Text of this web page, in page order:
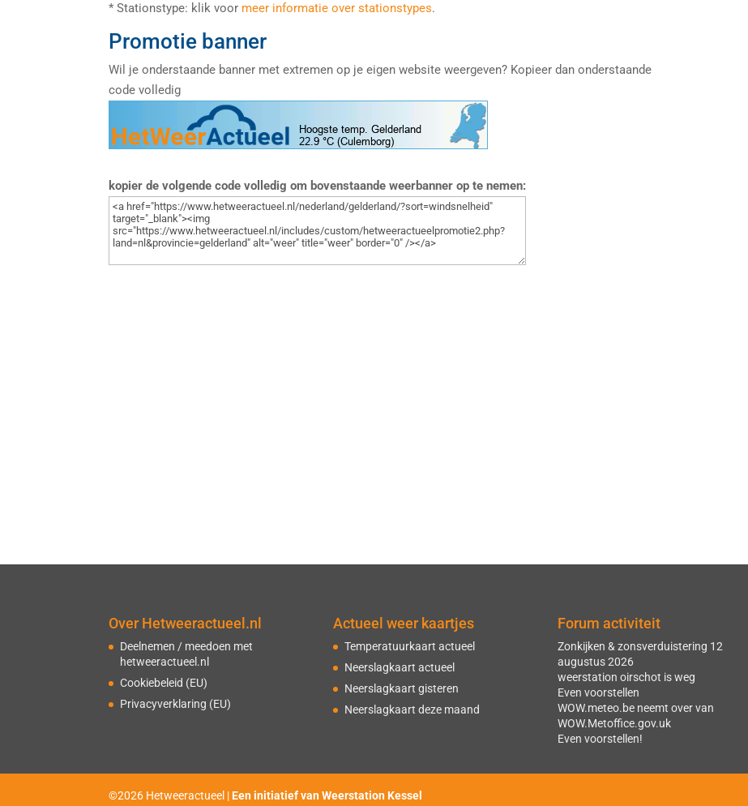
* Stationstype: klik voor meer informatie over stationstypes.
Promotie banner
Wil je onderstaande banner met extremen op je eigen website weergeven? Kopieer dan onderstaande
code volledig
kopier de volgende code volledig om bovenstaande weerbanner op te nemen:
Over Hetweeractueel.nl
Deelnemen / meedoen met
hetweeractueel.nl
Cookiebeleid (EU)
Privacyverklaring (EU)
Actueel weer kaartjes
Temperatuurkaart actueel
Neerslagkaart actueel
Neerslagkaart gisteren
Neerslagkaart deze maand
Forum activiteit
Zonkijken & zonsverduistering 12
augustus 2026
weerstation oirschot is weg
Even voorstellen
WOW.meteo.be neemt over van
WOW.Metoffice.gov.uk
Even voorstellen!
©2026 Hetweeractueel |Een initiatief van Weerstation Kessel